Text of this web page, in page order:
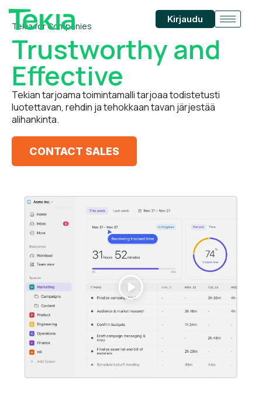
Kirjaudu
Tekia for Companies
Trustworthy and
Effective
Tekian tarjoama toimintamalli tarjoaa todistetusti
luotettavan, rehdin ja tehokkaan tavan järjestää
alihankinta.
CONTACT SALES